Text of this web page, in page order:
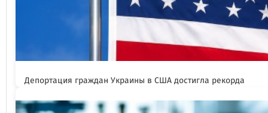
Депортация граждан Украины в США достигла рекорда